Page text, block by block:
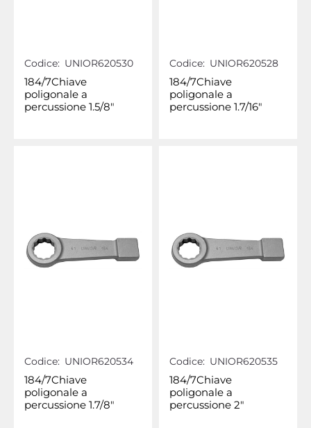
Codice: UNIOR620530
184/7Chiave
poligonale a
percussione 1.5/8"
Codice: UNIOR620528
184/7Chiave
poligonale a
percussione 1.7/16"
Codice: UNIOR620534
184/7Chiave
poligonale a
percussione 1.7/8"
Codice: UNIOR620535
184/7Chiave
poligonale a
percussione 2"